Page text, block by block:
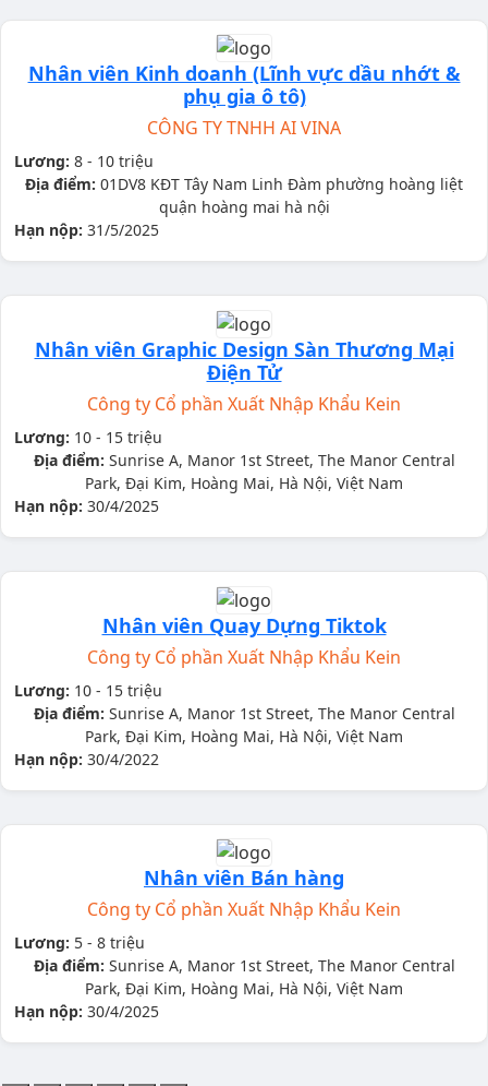
Nhân viên Kinh doanh (Lĩnh vực dầu nhớt &
phụ gia ô tô)
CÔNG TY TNHH AI VINA
Lương: 8 - 10 triệu
Địa điểm: 01DV8 KĐT Tây Nam Linh Đàm phường hoàng liệt
quận hoàng mai hà nội
Hạn nộp: 31/5/2025
Nhân viên Graphic Design Sàn Thương Mại
Điện Tử
Công ty Cổ phần Xuất Nhập Khẩu Kein
Lương: 10 - 15 triệu
Địa điểm: Sunrise A, Manor 1st Street, The Manor Central
Park, Đại Kim, Hoàng Mai, Hà Nội, Việt Nam
Hạn nộp: 30/4/2025
Nhân viên Quay Dựng Tiktok
Công ty Cổ phần Xuất Nhập Khẩu Kein
Lương: 10 - 15 triệu
Địa điểm: Sunrise A, Manor 1st Street, The Manor Central
Park, Đại Kim, Hoàng Mai, Hà Nội, Việt Nam
Hạn nộp: 30/4/2022
Nhân viên Bán hàng
Công ty Cổ phần Xuất Nhập Khẩu Kein
Lương: 5 - 8 triệu
Địa điểm: Sunrise A, Manor 1st Street, The Manor Central
Park, Đại Kim, Hoàng Mai, Hà Nội, Việt Nam
Hạn nộp: 30/4/2025